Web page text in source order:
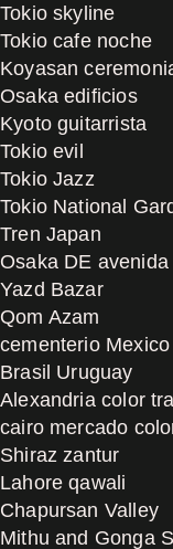
Tokio skyline
Tokio cafe noche
Koyasan
Osaka edificios
Kyoto guitarrista
Tokio evil
Tokio Jazz
Tokio National
Tren Japan
Osaka DE avenida
Yazd Bazar
Qom Azam
cementerio Mexico
Brasil Uruguay
Alexandria color
cairo mercado
Shiraz zantur
Lahore qawali
Chapursan Valley
Mithu and Gonga